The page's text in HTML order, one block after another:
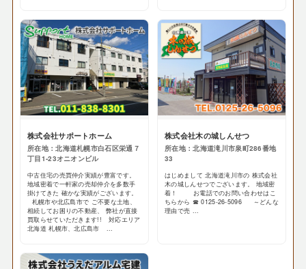
株式会社サポートホーム
所在地：北海道札幌市白石区栄通７
丁目1-23オニオンビル
中古住宅の売買仲介実績が豊富です。
地域密着で一軒家の売却仲介を多数手
掛けてきた 確かな実績がございます。
札幌市や北広島市で ご不要な土地、
相続してお困りの不動産、 弊社が直接
買取らせていただきます!! 対応エリア
北海道 札幌市、北広島市 ...
株式会社木の城しんせつ
所在地：北海道滝川市泉町286番地
33
はじめまして 北海道滝川市の 株式会社
木の城しんせつでございます。 地域密
着！ お電話でのお問い合わせはこ
ちらから ☎ 0125-26-5096 ～どんな
理由で売 ...